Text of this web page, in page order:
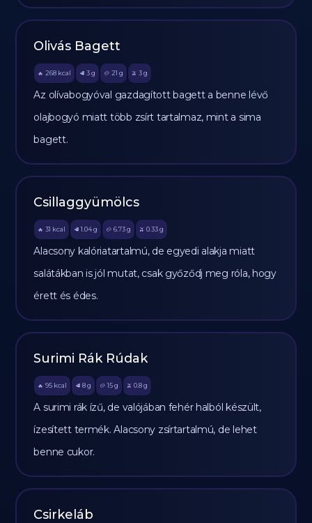
Olivás Bagett
🔥 268 kcal 🥩 3 g 🥔 21 g 🫒 3 g
Az olívabogyóval gazdagított bagett a benne lévő
olajbogyó miatt több zsírt tartalmaz, mint a sima
bagett.
Csillaggyümölcs
🔥 31 kcal 🥩 1.04 g 🥔 6.73g 🫒 0.33 g
Alacsony kalóriatartalmú, de egyedi alakja miatt
salátákban is jól mutat, csak győződj meg róla, hogy
érett és édes.
Surimi Rák Rúdak
🔥 95 kcal 🥩 8 g 🥔 15g 🫒 0.8 g
A surimi rák ízű, de valójában fehér halból készült,
ízesített termék. Alacsony zsírtartalmú, de lehet
benne cukor.
Csirkeláb